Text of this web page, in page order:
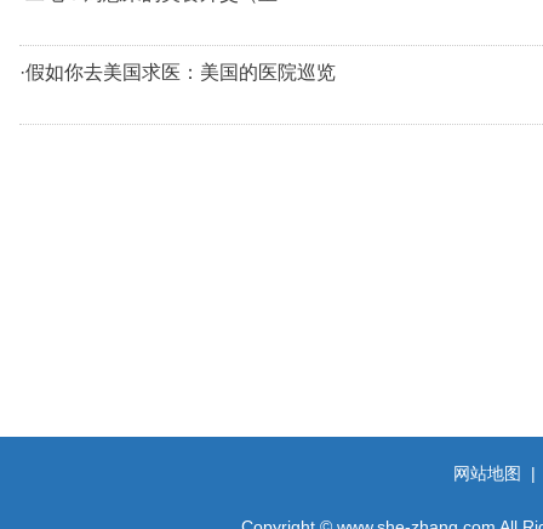
·假如你去美国求医：美国的医院巡览
网站地图